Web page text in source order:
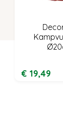
€ 19,49